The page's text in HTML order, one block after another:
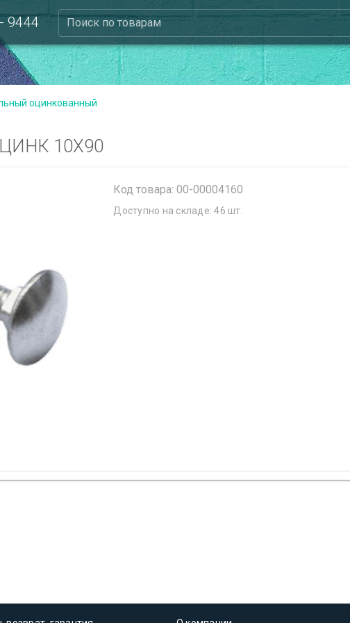
9444 Поиск по товарам
оцинкованный
10Х90
Код товара: 00-00004160
Доступно на складе: 46 шт.